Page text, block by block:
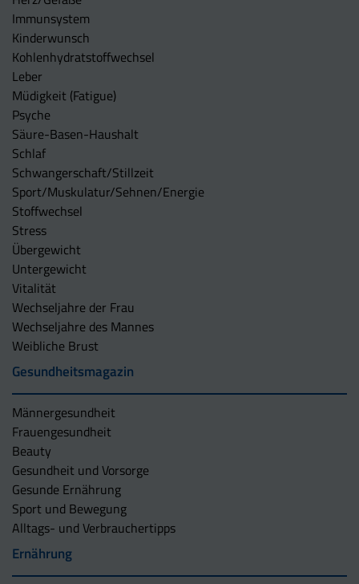
Immunsystem
Kinderwunsch
Kohlenhydratstoffwechsel
Leber
Müdigkeit (Fatigue)
Psyche
Säure-Basen-Haushalt
Schlaf
Schwangerschaft/Stillzeit
Sport/Muskulatur/Sehnen/Energie
Stoffwechsel
Stress
Übergewicht
Untergewicht
Vitalität
Wechseljahre der Frau
Wechseljahre des Mannes
Weibliche Brust
Gesundheitsmagazin
Männergesundheit
Frauengesundheit
Beauty
Gesundheit und Vorsorge
Gesunde Ernährung
Sport und Bewegung
Alltags- und Verbrauchertipps
Ernährung